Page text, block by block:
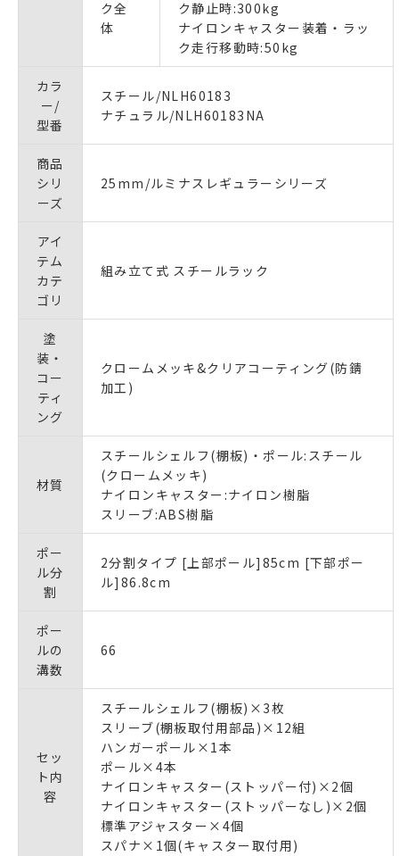
ク全
体
ク静止時:300kg
ナイロンキャスター装着・ラッ
ク走行移動時:50kg
カラ
ー/
型番
スチール/NLH60183
ナチュラル/NLH60183NA
商品
シリ
ーズ
25mm/ルミナスレギュラーシリーズ
アイ
テム
カテ
ゴリ
組み立て式 スチールラック
塗
装・
コー
ティ
ング
クロームメッキ&クリアコーティング(防錆
加工)
材質
スチールシェルフ(棚板)・ポール:スチール
(クロームメッキ)
ナイロンキャスター:ナイロン樹脂
スリーブ:ABS樹脂
ポー
ル分
割
2分割タイプ [上部ポール]85cm [下部ポー
ル]86.8cm
ポー
ルの
溝数
66
セッ
ト内
容
スチールシェルフ(棚板)×3枚
スリーブ(棚板取付用部品)×12組
ハンガーポール×1本
ポール×4本
ナイロンキャスター(ストッパー付)×2個
ナイロンキャスター(ストッパーなし)×2個
標準アジャスター×4個
スパナ×1個(キャスター取付用)